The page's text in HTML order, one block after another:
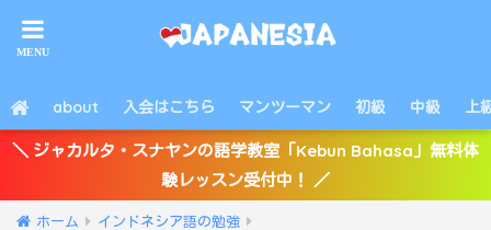
about 入会はこちら マンツーマン 初級 中級 上
＼ ジャカルタ・スナヤンの語学教室「Kebun Bahasa」無料体
験レッスン受付中！ ／
ホーム インドネシア語の勉強